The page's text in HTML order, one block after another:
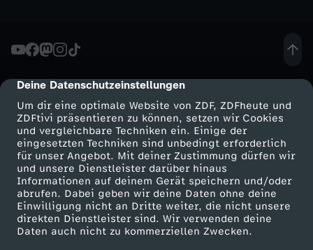
cmp-dialog-description
Deine Datenschutzeinstellungen
Um dir eine optimale Website von ZDF, ZDFheute und
ZDFtivi präsentieren zu können, setzen wir Cookies
und vergleichbare Techniken ein. Einige der
eingesetzten Techniken sind unbedingt erforderlich
für unser Angebot. Mit deiner Zustimmung dürfen wir
und unsere Dienstleister darüber hinaus
Informationen auf deinem Gerät speichern und/oder
abrufen. Dabei geben wir deine Daten ohne deine
Einwilligung nicht an Dritte weiter, die nicht unsere
direkten Dienstleister sind. Wir verwenden deine
Daten auch nicht zu kommerziellen Zwecken.
Mehr ZDF
ZDF-Apps
Smart TV
ZDFtext
Service
ZDFmitreden
Kontakt zum ZDF
Tickets